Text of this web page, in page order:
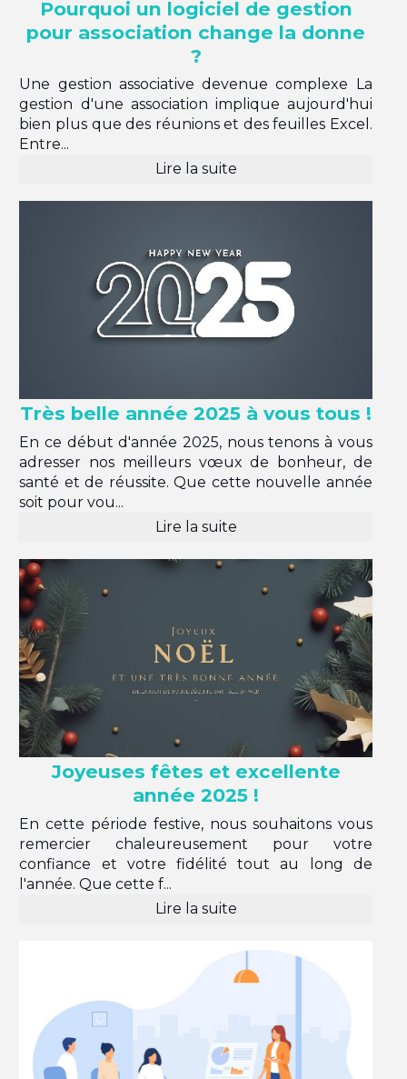
Pourquoi un logiciel de gestion
pour association change la donne
?
Une gestion associative devenue complexe La
gestion d'une association implique aujourd'hui
bien plus que des réunions et des feuilles Excel.
Entre...
Lire la suite
Très belle année 2025 à vous tous !
En ce début d'année 2025, nous tenons à vous
adresser nos meilleurs vœux de bonheur, de
santé et de réussite. Que cette nouvelle année
soit pour vou...
Lire la suite
Joyeuses fêtes et excellente
année 2025 !
En cette période festive, nous souhaitons vous
remercier chaleureusement pour votre
confiance et votre fidélité tout au long de
l'année. Que cette f...
Lire la suite